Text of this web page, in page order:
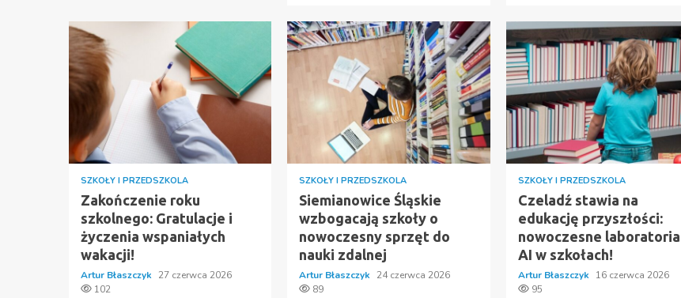
SZKOŁY I PRZEDSZKOLA
Zakończenie roku
szkolnego: Gratulacje i
życzenia wspaniałych
wakacji!
Artur Błaszczyk 27 czerwca 2026
102
SZKOŁY I PRZEDSZKOLA
Siemianowice Śląskie
wzbogacają szkoły o
nowoczesny sprzęt do
nauki zdalnej
Artur Błaszczyk 24 czerwca 2026
89
SZKOŁY I PRZEDSZKOLA
Czeladź stawia na
edukację przyszłości:
nowoczesne laboratoria
AI w szkołach!
Artur Błaszczyk 16 czerwca 2026
95